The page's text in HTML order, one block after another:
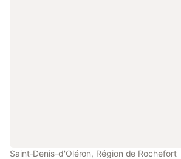
Saint-Denis-d'Oléron, Région de Rochefort